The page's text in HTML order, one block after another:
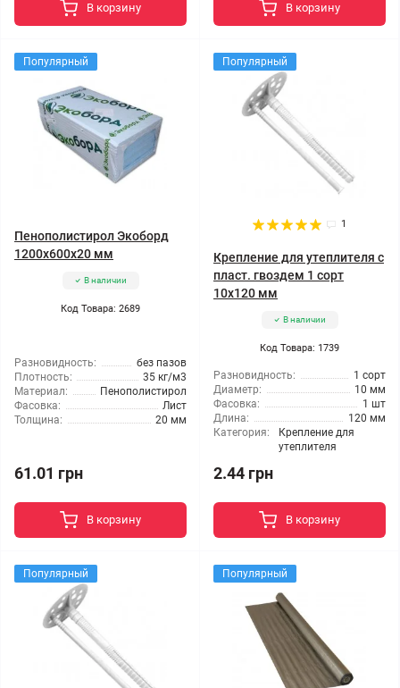
В корзину В корзину
Популярный
Пенополистирол Экоборд
1200x600x20 мм
В наличии
Код Товара: 2689
Разновидность:
без пазов
Плотность:
35 кг/м3
Материал:
Пенополистирол
Фасовка:
Лист
Толщина:
20 мм
61.01 грн
В корзину
Популярный
1
Крепление для утеплителя с
пласт. гвоздем 1 сорт
10x120 мм
В наличии
Код Товара: 1739
Разновидность:
1 сорт
Диаметр:
10 мм
Фасовка:
1 шт
Длина:
120 мм
Категория:
Крепление для
утеплителя
2.44 грн
В корзину
Популярный Популярный